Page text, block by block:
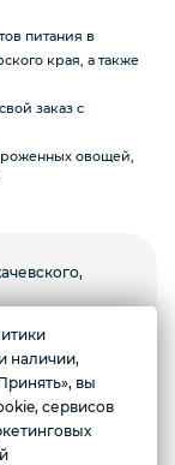
питания в
края, а также
заказ с
овощей,
доставки
и запрещена в
наличии,
вы
сервисов
Нет